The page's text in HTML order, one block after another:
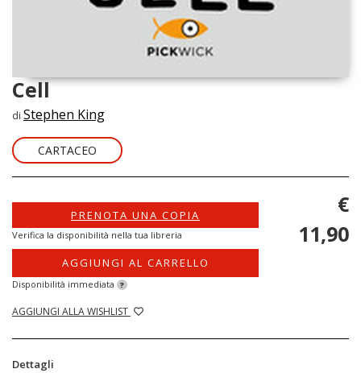
Cell
di Stephen King
CARTACEO
PRENOTA UNA COPIA
Verifica la disponibilità nella tua libreria
AGGIUNGI AL CARRELLO
Disponibilità immediata ?
AGGIUNGI ALLA WISHLIST
€
11,90
Dettagli